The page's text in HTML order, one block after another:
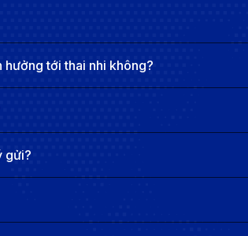
đẹp thiên nhiên. Những buổi tối sôi
động về cuộc sống nơi đây. Đà
đẹp trong hành trình tìm kiếm những
bay từ Bangkok đi Đà
tới thai nhi không?
gửi?